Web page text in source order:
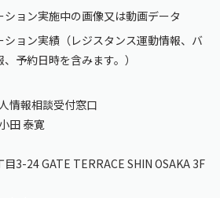
ション実施中の画像又は動画データ
ション実績（レジスタンス運動情報、バ
予約日時を含みます。）
情報相談受付窓口
田 泰寛
3-24 GATE TERRACE SHIN OSAKA 3F